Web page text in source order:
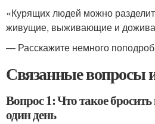
«Курящих людей можно
живущие, выживающие и
— Расскажите немного
Связанные вопросы
Вопрос 1: Что такое
один день